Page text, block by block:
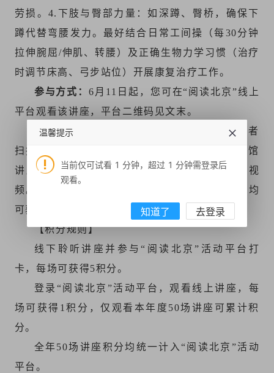
劳损。4.下肢与臀部力量：如深蹲、臀桥，确保下
蹲代替弯腰发力。最好结合日常工间操（每30分钟
拉伸腕屈/伸肌、转腰）及正确生物力学习惯（治疗
时调节床高、弓步站位）开展康复治疗工作。
参与方式：6月11日起，您可在“阅读北京”线上
平台观看该讲座，平台二维码见文末。
2026年，“阅读北京”活动平台持续上新。读者
扫描下方二维码进入平台，点击“北京市公共图书馆
讲座联盟”版块，即可查看讲座预告，观看往期视
频。参与线下讲座打卡或在平台观看线上讲座，均
可获得相应积分：
【积分规则】
线下聆听讲座并参与“阅读北京”活动平台打
卡，每场可获得5积分。
登录“阅读北京”活动平台，观看线上讲座，每
场可获得1积分，仅观看本年度50场讲座可累计积
分。
全年50场讲座积分均统一计入“阅读北京”活动
平台。
温馨提示
当前仅可试看 1 分钟，超过 1 分钟需登录后
观看。
知道了 去登录